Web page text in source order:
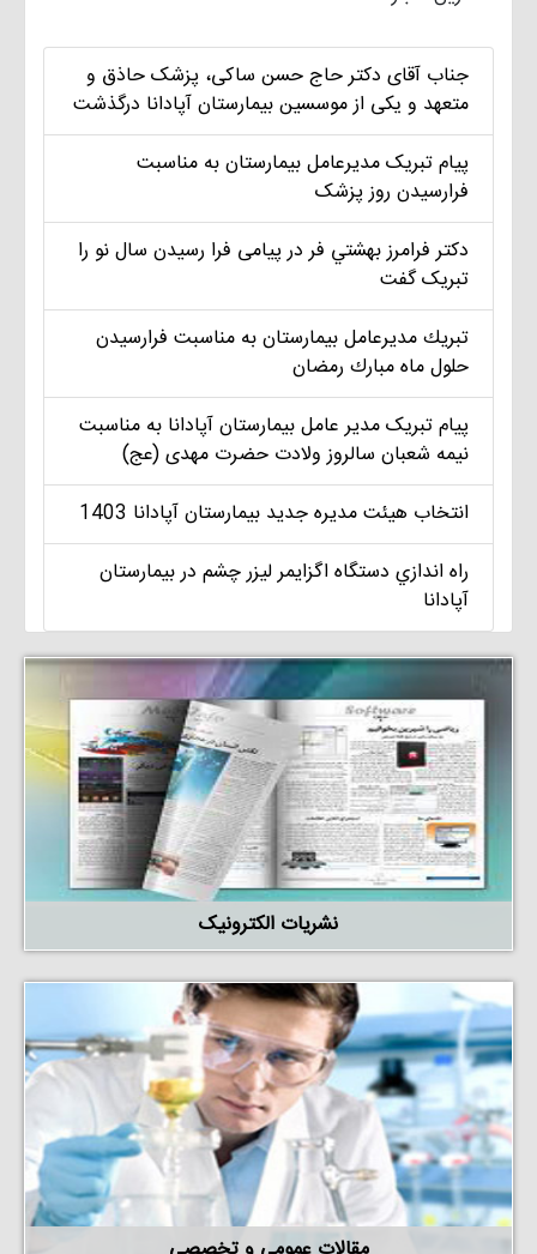
جناب آقای دکتر حاج حسن ساکی، پزشک حاذق و
متعهد و یکی از موسسین بیمارستان آپادانا درگذشت
پیام تبریک مديرعامل بيمارستان به مناسبت
فرارسیدن روز پزشک
دکتر فرامرز بهشتي فر در پیامی فرا رسیدن سال نو را
تبریک گفت
تبريك مديرعامل بيمارستان به مناسبت فرارسيدن
حلول ماه مبارك رمضان
پیام تبریک مدير عامل بيمارستان آپادانا به مناسبت
نیمه شعبان سالروز ولادت حضرت مهدی (عج)
انتخاب هيئت مديره جديد بيمارستان آپادانا 1403
راه اندازي دستگاه اگزايمر ليزر چشم در بيمارستان
آپادانا
نشریات الکترونیک